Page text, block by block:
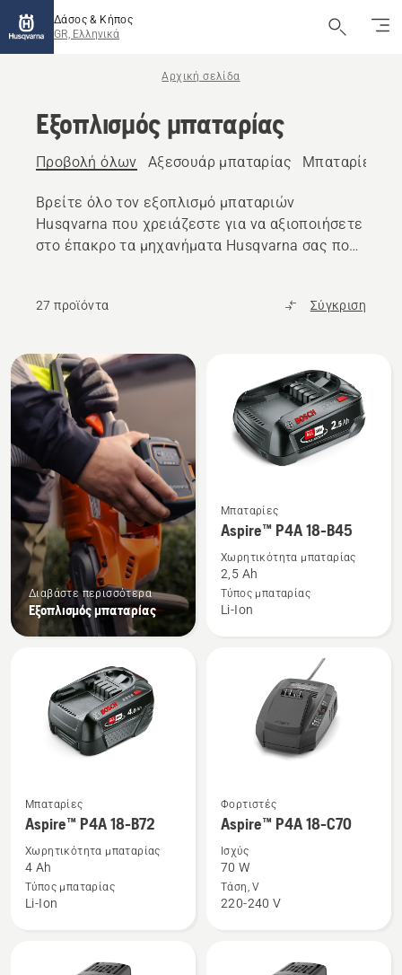
Δάσος & Κήπος
GR, Ελληνικά
Αρχική σελίδα
Εξοπλισμός μπαταρίας
Προβολή όλων Αξεσουάρ μπαταρίας Μπαταρίες
Βρείτε όλο τον εξοπλισμό μπαταριών
Husqvarna που χρειάζεστε για να αξιοποιήσετε
στο έπακρο τα μηχανήματα Husqvarna σας που
μεταφοράς
27 προϊόντα Σύγκριση
Όλα
τα
προϊόντα
Διαβάστε περισσότερα
Εξοπλισμός μπαταρίας
Δείτε
περισσότερες
λεπτομέρειες
για
το
Aspire™
Μπαταρίες
Aspire™ P4A 18-B45
Χωρητικότητα μπαταρίας
2,5 Ah
Τύπος μπαταρίας
Li-Ion
Δείτε
περισσότερες
λεπτομέρειες
για
το
Aspire™
Μπαταρίες
Aspire™ P4A 18-B72
Χωρητικότητα μπαταρίας
4 Ah
Τύπος μπαταρίας
Li-Ion
Δείτε
περισσότερες
λεπτομέρειες
για
το
Aspire™
Φορτιστές
Aspire™ P4A 18-C70
Ισχύς
70 W
Τάση, V
220-240 V